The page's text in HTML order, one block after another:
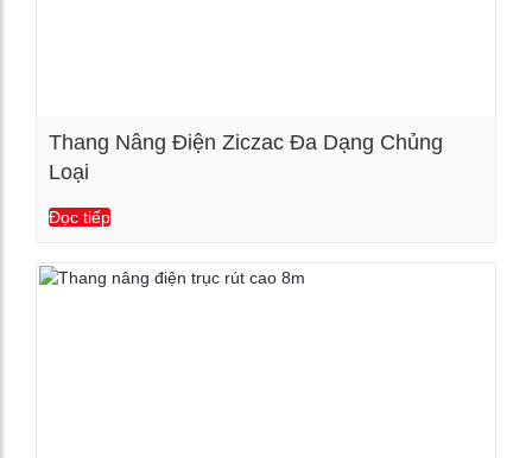
Thang Nâng Điện Ziczac Đa Dạng Chủng
Loại
Đọc tiếp